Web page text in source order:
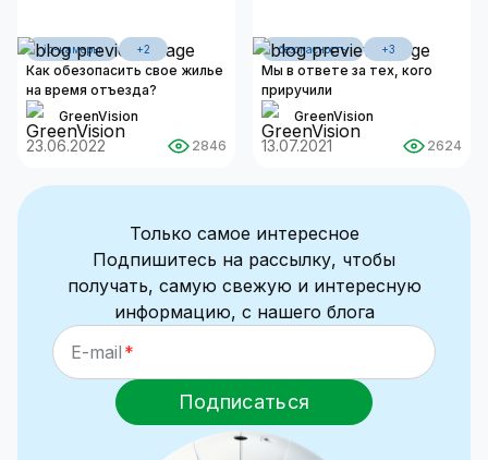
ip-камеры +2
Как обезопасить свое жилье
на время отъезда?
GreenVision
23.06.2022 2846
безопасность +3
Мы в ответе за тех, кого
приручили
GreenVision
13.07.2021 2624
Только самое интересное
Подпишитесь на рассылку, чтобы
получать, самую свежую и интересную
информацию, с нашего блога
E-mail
Подписаться